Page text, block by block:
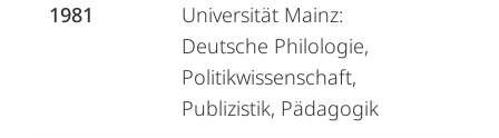
1981
Universität Mainz:
Deutsche Philologie,
Politikwissenschaft,
Publizistik, Pädagogik